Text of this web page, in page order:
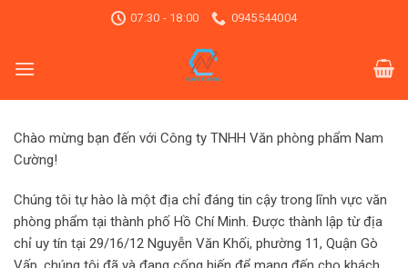
07:30 - 18:00 0945544004
Chào mừng bạn đến với Công ty TNHH Văn phòng phẩm Nam
Cường!
Chúng tôi tự hào là một địa chỉ đáng tin cậy trong lĩnh vực văn
phòng phẩm tại thành phố Hồ Chí Minh. Được thành lập từ địa
chỉ uy tín tại 29/16/12 Nguyễn Văn Khối, phường 11, Quận Gò